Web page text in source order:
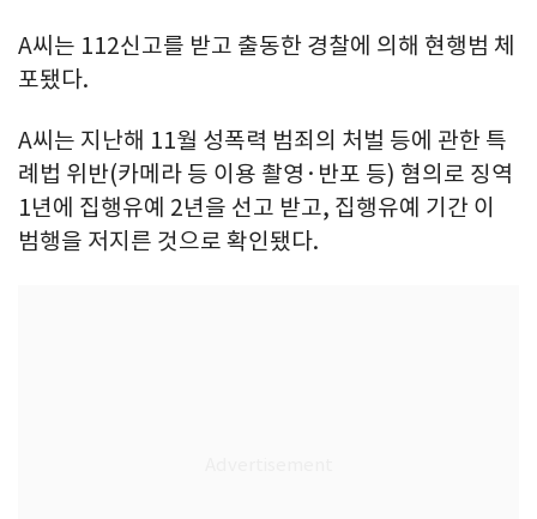
A씨는 112신고를 받고 출동한 경찰에 의해 현행범 체
포됐다.
A씨는 지난해 11월 성폭력 범죄의 처벌 등에 관한 특
례법 위반(카메라 등 이용 촬영·반포 등) 혐의로 징역
1년에 집행유예 2년을 선고 받고, 집행유예 기간 이
범행을 저지른 것으로 확인됐다.